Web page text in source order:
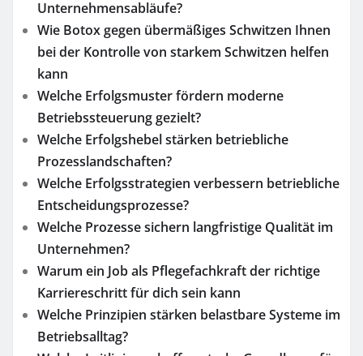
Unternehmensabläufe?
Wie Botox gegen übermäßiges Schwitzen Ihnen
bei der Kontrolle von starkem Schwitzen helfen
kann
Welche Erfolgsmuster fördern moderne
Betriebssteuerung gezielt?
Welche Erfolgshebel stärken betriebliche
Prozesslandschaften?
Welche Erfolgsstrategien verbessern betriebliche
Entscheidungsprozesse?
Welche Prozesse sichern langfristige Qualität im
Unternehmen?
Warum ein Job als Pflegefachkraft der richtige
Karriereschritt für dich sein kann
Welche Prinzipien stärken belastbare Systeme im
Betriebsalltag?